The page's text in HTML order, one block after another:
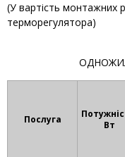
(У вартість монтажних
терморегулятора)
Послуга
Вт